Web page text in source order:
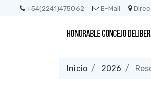
+54(2241)475062 E-Mail
Inicio 2026